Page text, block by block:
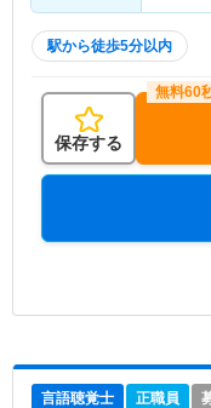
駅から徒歩5分以内
保存する
言語聴覚士 正職員